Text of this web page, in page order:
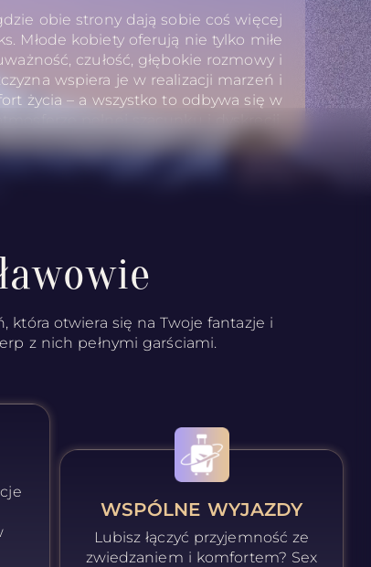
obie strony dają sobie coś więcej
Młode kobiety oferują nie tylko miłe
czułość, głębokie rozmowy i
wspiera je w realizacji marzeń i
życia – a wszystko to odbywa się w
która otwiera się na Twoje fantazje i
z nich pełnymi garściami.
WSPÓLNE WYJAZDY
Lubisz łączyć przyjemność ze
zwiedzaniem i komfortem? Sex